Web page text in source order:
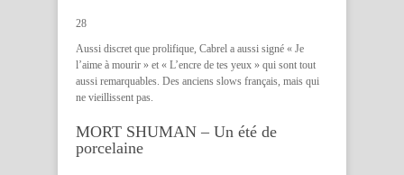
28
Aussi discret que prolifique, Cabrel a aussi signé « Je
l’aime à mourir » et « L’encre de tes yeux » qui sont tout
aussi remarquables. Des anciens slows français, mais qui
ne vieillissent pas.
MORT SHUMAN – Un été de
porcelaine